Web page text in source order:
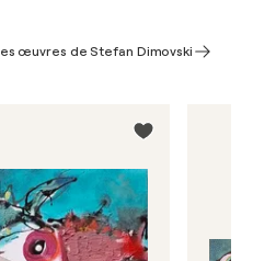
œuvres de Stefan Dimovski